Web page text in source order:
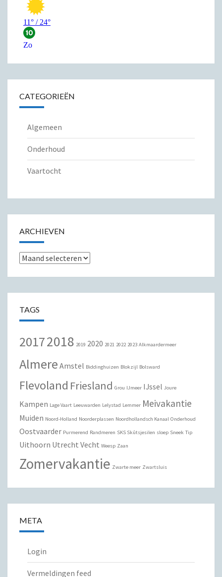
CATEGORIEËN
Algemeen
Onderhoud
Vaartocht
ARCHIEVEN
Archieven
TAGS
20172018 2019 2020 2021 2022 2023 Alkmaardermeer
Almere Amstel Biddinghuizen Blokzijl Bolsward
Flevoland Friesland Grou IJmeer IJssel Joure
Kampen Lage Vaart Leeuwarden Lelystad Lemmer Meivakantie
Muiden Noord-Holland Noorderplassen Noordhollandsch Kanaal Onderhoud
Oostvaarder Purmerend Randmeren SKS Skûtsjesilen sloep Sneek Tip
Uithoorn Utrecht Vecht Weesp Zaan
Zomervakantie Zwarte meer Zwartsluis
META
Login
Vermeldingen feed